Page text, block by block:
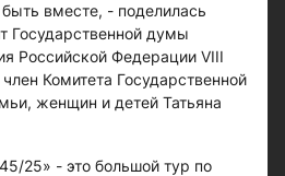
вместе, - поделилась
Государственной думы
Российской Федерации VIII
Комитета Государственной
женщин и детей Татьяна
25» - это большой тур по